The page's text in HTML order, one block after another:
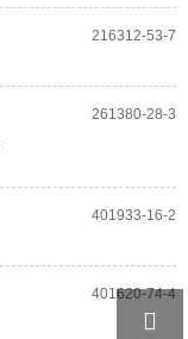
216312-53-7
261380-28-3
401933-16-2
401620-74-4
